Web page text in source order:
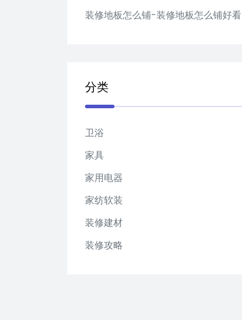
装修地板怎么铺-装修地板怎么铺好看
分类
卫浴
家具
家用电器
家纺软装
装修建材
装修攻略